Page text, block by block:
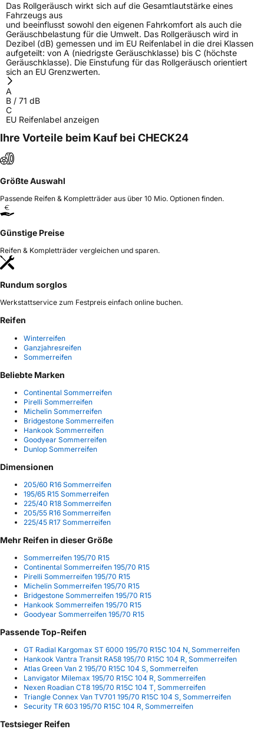
Das Rollgeräusch wirkt sich auf die Gesamtlautstärke eines
Fahrzeugs aus
und beeinflusst sowohl den eigenen Fahrkomfort als auch die
Geräuschbelastung für die Umwelt. Das Rollgeräusch wird in
Dezibel (dB) gemessen und im EU Reifenlabel in die drei Klassen
aufgeteilt: von A (niedrigste Geräuschklasse) bis C (höchste
Geräuschklasse). Die Einstufung für das Rollgeräusch orientiert
sich an EU Grenzwerten.
A
B / 71 dB
C
EU Reifenlabel anzeigen
Ihre Vorteile beim Kauf bei CHECK24
Größte Auswahl
Passende Reifen & Kompletträder aus über 10 Mio. Optionen finden.
Günstige Preise
Reifen & Kompletträder vergleichen und sparen.
Rundum sorglos
Werkstattservice zum Festpreis einfach online buchen.
Reifen
Winterreifen
Ganzjahresreifen
Sommerreifen
Beliebte Marken
Continental Sommerreifen
Pirelli Sommerreifen
Michelin Sommerreifen
Bridgestone Sommerreifen
Hankook Sommerreifen
Goodyear Sommerreifen
Dunlop Sommerreifen
Dimensionen
205/60 R16 Sommerreifen
195/65 R15 Sommerreifen
225/40 R18 Sommerreifen
205/55 R16 Sommerreifen
225/45 R17 Sommerreifen
Mehr Reifen in dieser Größe
Sommerreifen 195/70 R15
Continental Sommerreifen 195/70 R15
Pirelli Sommerreifen 195/70 R15
Michelin Sommerreifen 195/70 R15
Bridgestone Sommerreifen 195/70 R15
Hankook Sommerreifen 195/70 R15
Goodyear Sommerreifen 195/70 R15
Passende Top-Reifen
GT Radial Kargomax ST 6000 195/70 R15C 104 N, Sommerreifen
Hankook Vantra Transit RA58 195/70 R15C 104 R, Sommerreifen
Atlas Green Van 2 195/70 R15C 104 S, Sommerreifen
Lanvigator Milemax 195/70 R15C 104 R, Sommerreifen
Nexen Roadian CT8 195/70 R15C 104 T, Sommerreifen
Triangle Connex Van TV701 195/70 R15C 104 S, Sommerreifen
Security TR 603 195/70 R15C 104 R, Sommerreifen
Testsieger Reifen